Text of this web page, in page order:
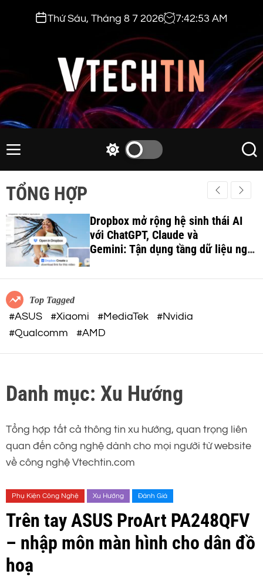
t
o
c
o
e
Thứ Sáu, Tháng 8 7 2026 7:42:55 AM
v
c
h
t
i
n
.
c
m
M
e
w
h
c
o
o
d
e
S
e
a
r
h
TỔNG HỢP
Dropbox mở rộng hệ sinh thái AI
với ChatGPT, Claude và
Gemini: Tận dụng tầng dữ liệu ngữ
cảnh để tối ưu hóa quy trình làm
việc AI
Top Tagged
#ASUS #Xiaomi #MediaTek
#Nvidia
#Qualcomm
#AMD
Danh mục: Xu Hướng
Tổng hợp tất cả thông tin xu hướng, quan trọng liên
quan đến công nghệ dành cho mọi người từ website
về công nghệ Vtechtin.com
Phụ Kiện Công Nghệ Xu Hướng Đánh Giá
Trên tay ASUS ProArt PA248QFV
– nhập môn màn hình cho dân đồ
hoạ